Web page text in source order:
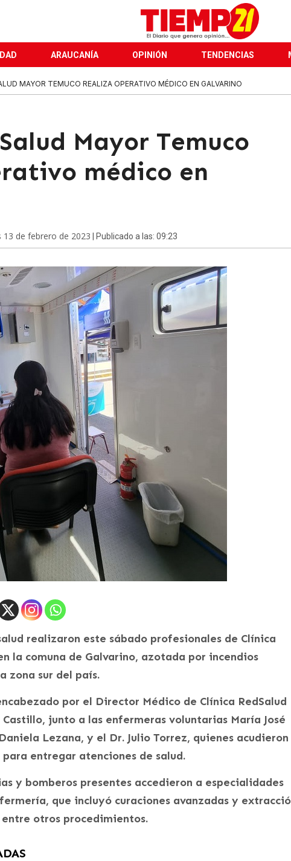
ARAUCANÍA OPINIÓN TENDENCIAS
MAYOR TEMUCO REALIZA OPERATIVO MÉDICO EN GALVARINO
Mayor Temuco
médico en
13 de febrero de 2023 | Publicado a las: 09:23
realizaron este sábado profesionales de Clínica
la comuna de Galvarino, azotada por incendios
zona sur del país.
por el Director Médico de Clínica RedSalud
Castillo, junto a las enfermeras voluntarias María José
Lezana, y el Dr. Julio Torrez, quienes acudieron
entregar atenciones de salud.
y bomberos presentes accedieron a especialidades
que incluyó curaciones avanzadas y
otros procedimientos.